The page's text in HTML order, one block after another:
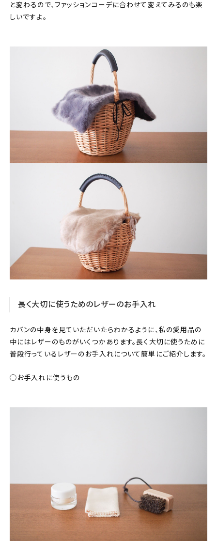
と変わるので、ファッションコーデに合わせて変えてみるのも楽
しいですよ。
長く大切に使うためのレザーのお手入れ
カバンの中身を見ていただいたらわかるように、私の愛用品の
中にはレザーのものがいくつかあります。長く大切に使うために
普段行っているレザーのお手入れについて簡単にご紹介します。
◯お手入れに使うもの